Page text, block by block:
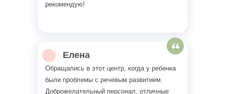
рекомендую!
Елена
Обращались в этот центр, когда у ребенка
были проблемы с речевым развитием.
Доброжелательный персонал, отличные